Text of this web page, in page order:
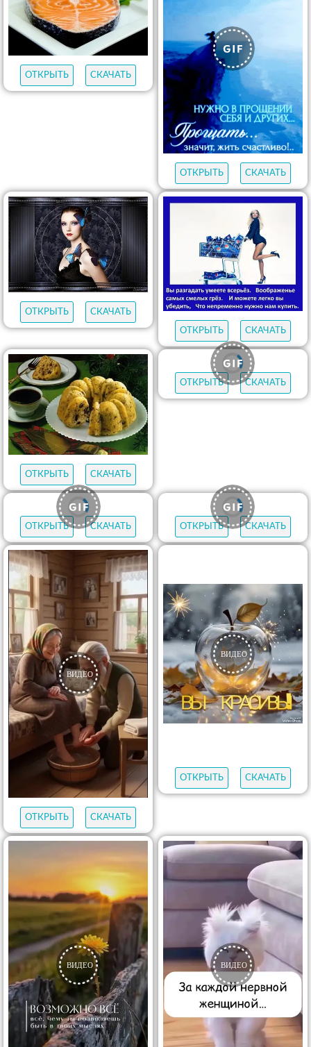
ОТКРЫТЬ СКАЧАТЬ
ОТКРЫТЬ СКАЧАТЬ
ОТКРЫТЬ СКАЧАТЬ
ОТКРЫТЬ СКАЧАТЬ
ОТКРЫТЬ СКАЧАТЬ
ОТКРЫТЬ СКАЧАТЬ
ОТКРЫТЬ СКАЧАТЬ
ОТКРЫТЬ СКАЧАТЬ